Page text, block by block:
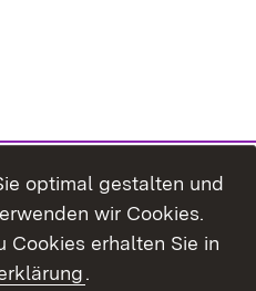
optimal gestalten und
wir Cookies.
Cookies erhalten Sie in
.